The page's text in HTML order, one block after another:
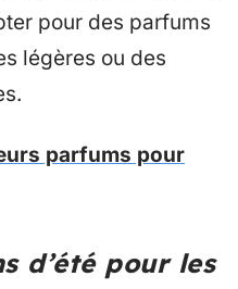
pour des parfums
légères ou des
parfums pour
d’été pour les